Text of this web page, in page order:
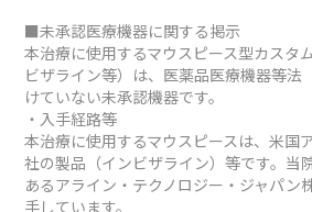
■未承認医療機器に関する掲示
本治療に使用するマウスピース型カスタ
ビザライン等）は、医薬品医療機器等法
けていない未承認機器です。
・入手経路等
本治療に使用するマウスピースは、米国
社の製品（インビザライン）等です。当
あるアライン・テクノロジー・ジャパン
手しています。